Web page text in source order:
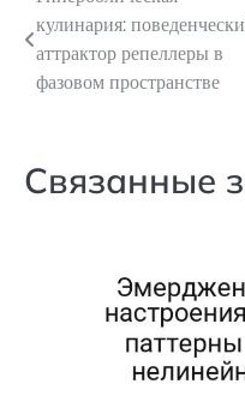
по
записям
кулинария:
аттрактор репеллеры в
фазовом пространстве
Связанные